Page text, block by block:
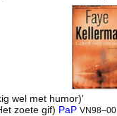
wel met humor)'
zoete gif) PaP VN98–00